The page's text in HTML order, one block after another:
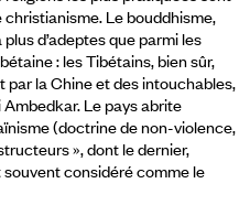
christianisme. Le bouddhisme,
d’adeptes que parmi les
: les Tibétains, bien sûr,
la Chine et des intouchables,
Le pays abrite
(doctrine de non-violence,
», dont le dernier,
considéré comme le